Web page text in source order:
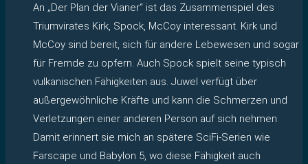
An „Der Plan der Vianer“ ist das Zusammenspiel des
Triumvirates Kirk, Spock, McCoy interessant. Kirk und
McCoy sind bereit, sich für andere Lebewesen und sogar
für Fremde zu opfern. Auch Spock spielt seine typisch
vulkanischen Fähigkeiten aus. Juwel verfügt über
außergewöhnliche Kräfte und kann die Schmerzen und
Verletzungen einer anderen Person auf sich nehmen.
Damit erinnert sie mich an spätere SciFi-Serien wie
Farscape und Babylon 5, wo diese Fähigkeit auch